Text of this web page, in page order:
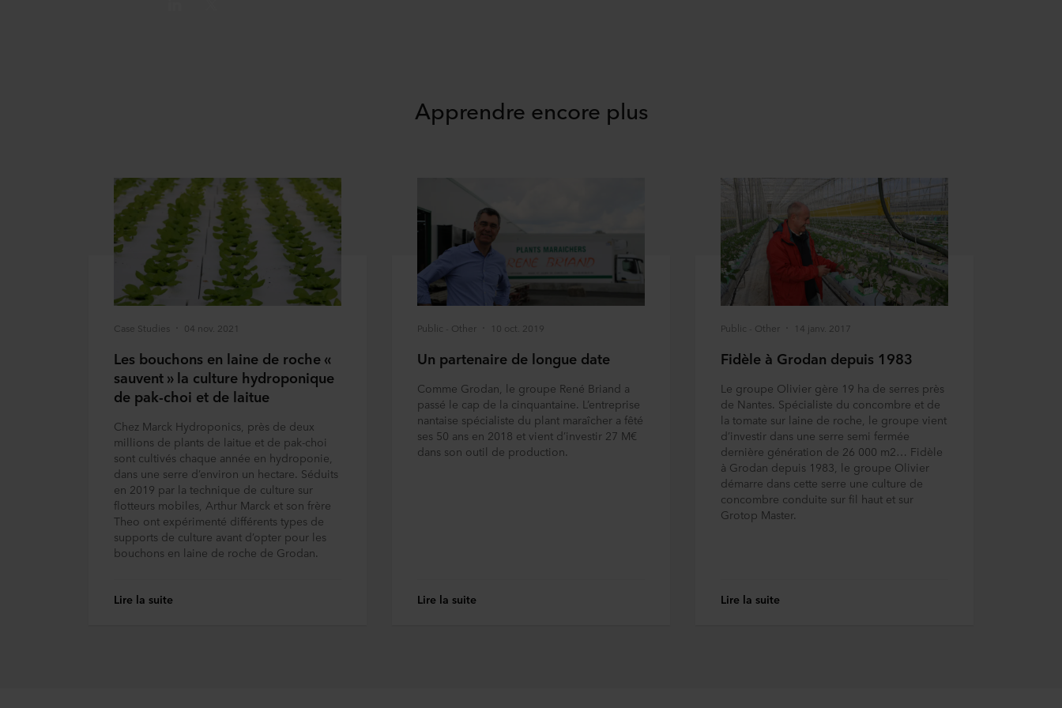
Apprendre encore plus
Case Studies 04 nov. 2021
Les bouchons en laine de roche «
sauvent » la culture hydroponique
de pak-choi et de laitue
Chez Marck Hydroponics, près de deux
millions de plants de laitue et de pak-choi
sont cultivés chaque année en hydroponie,
dans une serre d’environ un hectare. Séduits
en 2019 par la technique de culture sur
flotteurs mobiles, Arthur Marck et son frère
Theo ont expérimenté différents types de
supports de culture avant d’opter pour les
bouchons en laine de roche de Grodan.
Lire la suite
Public - Other 10 oct. 2019
Un partenaire de longue date
Comme Grodan, le groupe René Briand a
passé le cap de la cinquantaine. L’entreprise
nantaise spécialiste du plant maraîcher a fêté
ses 50 ans en 2018 et vient d’investir 27 M€
dans son outil de production.
Lire la suite
Public - Other 14 janv. 2017
Fidèle à Grodan depuis 1983
Le groupe Olivier gère 19 ha de serres près
de Nantes. Spécialiste du concombre et de
la tomate sur laine de roche, le groupe vient
d’investir dans une serre semi fermée
dernière génération de 26 000 m2… Fidèle
à Grodan depuis 1983, le groupe Olivier
démarre dans cette serre une culture de
concombre conduite sur fil haut et sur
Grotop Master.
Lire la suite